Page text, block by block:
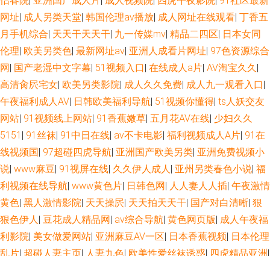
网址| 成人另类天堂| 韩国伦理av播放| 成人网址在线观看| 丁香五
月手机综合| 天天干天天干| 九一传媒mv| 精品二四区| 日本女同
伦理| 欧美另类色| 最新网址av| 亚洲人成看片网址| 97色资源综合
网| 国产老湿中文字幕| 51视频入口| 在线成人a片| AV淘宝久久|
高清肏屄宅女| 欧美另类影院| 成人久久免费| 成人九一观看入口|
午夜福利成人AV| 日韩欧美福利导航| 51视频你懂得| ts人妖交友
网站| 91视频线上网站| 91香蕉嫩草| 五月花AV在线| 少妇久久
5151 | 91丝袜| 91中日在线| av不卡电影| 福利视频成人A片| 91在
线视频国| 97超碰四虎导航| 亚洲国产欧美另类| 亚洲免费视频小
说| www麻豆| 91视屏在线| 久久伊人成人| 亚州另类春色小说| 福
利视频在线导航| www黄色片| 日韩色网| 人人妻人人插| 午夜激情
黄色| 黑人激情影院| 天天操屄| 天天拍天天干| 国产对白清晰| 狠
狠色伊人| 豆花成人精品网| av综合导航| 黄色网页版| 成人午夜福
利影院| 美女做爱网站| 亚洲麻豆AV一区| 日本香蕉视频| 日本伦理
乱片| 超碰人妻主页| 人妻九色| 欧美性爱丝袜诱惑| 四虎精品亚洲 |